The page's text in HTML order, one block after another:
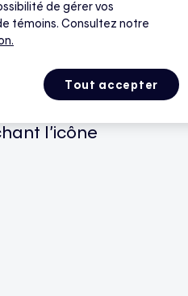
à la
suivantes.
l’icône
de gérer vos
témoins. Consultez notre
Tout accepter